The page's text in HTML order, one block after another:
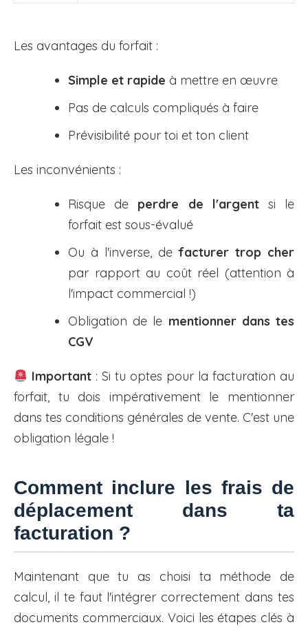
Les avantages du forfait :
Simple et rapide à mettre en œuvre
Pas de calculs compliqués à faire
Prévisibilité pour toi et ton client
Les inconvénients :
Risque de perdre de l'argentsi le
forfait est sous-évalué
Ou à l'inverse, defacturer trop cher
par rapport au coût réel (attention à
l'impact commercial !)
Obligation de le mentionner dans tes
CGV
Important : Si tu optes pour la facturation au
forfait, tu dois impérativement le mentionner
dans tes conditions générales de vente. C'est une
obligation légale !
Comment inclure les frais de
déplacement dans ta
facturation ?
Maintenant que tu as choisi ta méthode de
calcul, il te faut l'intégrer correctement dans tes
documents commerciaux. Voici les étapes clés à